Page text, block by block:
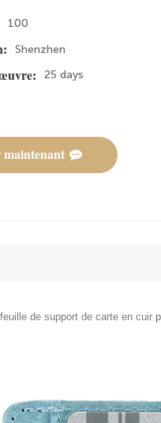
100
Shenzhen
25 days
maintenant
de support de carte en cuir